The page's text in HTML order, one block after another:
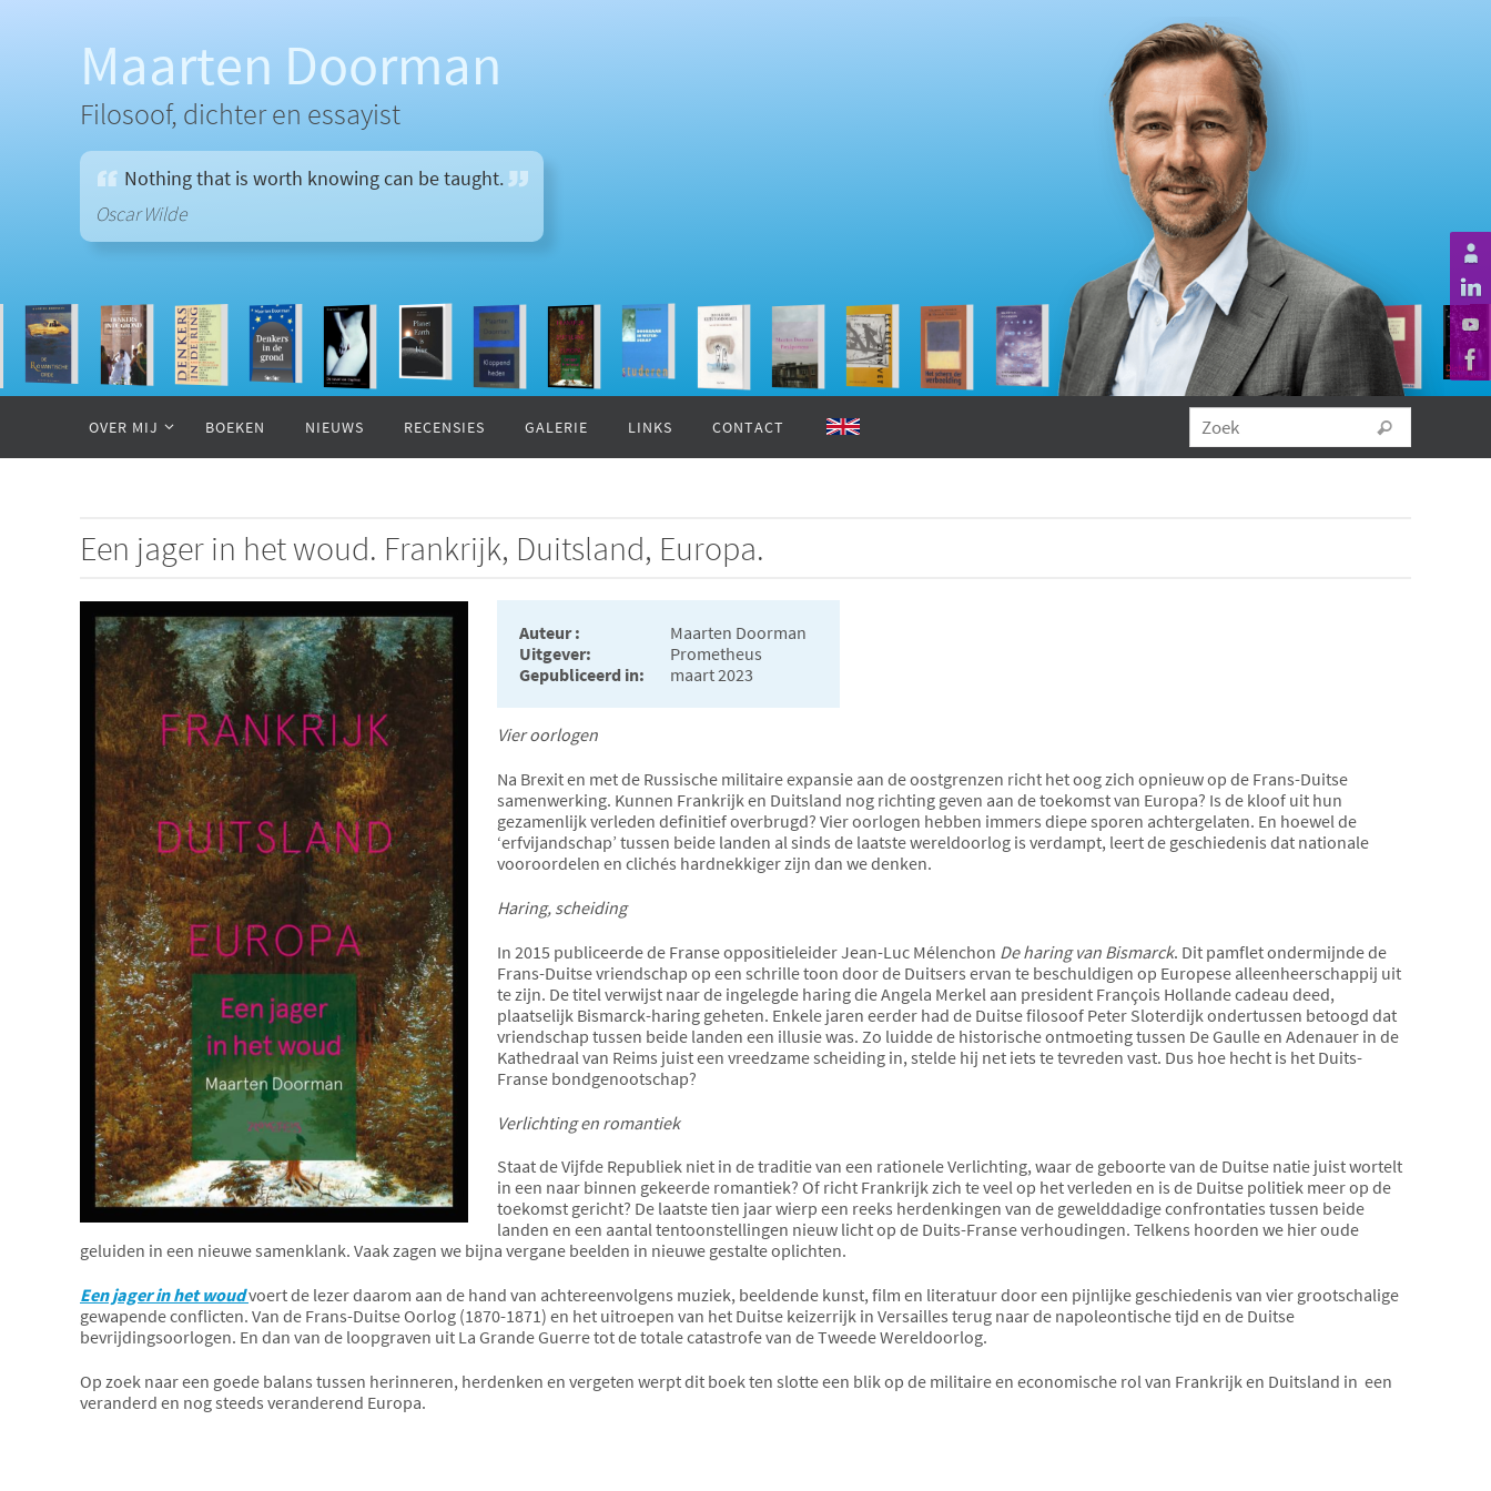
Maarten Doorman
Filosoof, dichter en essayist
Nothing that is worth knowing can be taught.
Oscar Wilde
inhoud
OVER MIJ BOEKEN NIEUWS RECENSIES GALERIE LINKS CONTACT Zoek
Een jager in het woud. Frankrijk, Duitsland, Europa.
Auteur :
Maarten Doorman
Uitgever:
Prometheus
Gepubliceerd in:
maart 2023
Vier oorlogen
Na Brexit en met de Russische militaire expansie aan de oostgrenzen richt het oog zich opnieuw op de Frans-Duitse
samenwerking. Kunnen Frankrijk en Duitsland nog richting geven aan de toekomst van Europa? Is de kloof uit hun
gezamenlijk verleden definitief overbrugd? Vier oorlogen hebben immers diepe sporen achtergelaten. En hoewel de
‘erfvijandschap’ tussen beide landen al sinds de laatste wereldoorlog is verdampt, leert de geschiedenis dat nationale
vooroordelen en clichés hardnekkiger zijn dan we denken.
Haring, scheiding
In 2015 publiceerde de Franse oppositieleider Jean-Luc Mélenchon De haring van Bismarck. Dit pamflet ondermijnde de
Frans-Duitse vriendschap op een schrille toon door de Duitsers ervan te beschuldigen op Europese alleenheerschappij uit
te zijn. De titel verwijst naar de ingelegde haring die Angela Merkel aan president François Hollande cadeau deed,
plaatselijk Bismarck-haring geheten. Enkele jaren eerder had de Duitse filosoof Peter Sloterdijk ondertussen betoogd dat
vriendschap tussen beide landen een illusie was. Zo luidde de historische ontmoeting tussen De Gaulle en Adenauer in de
Kathedraal van Reims juist een vreedzame scheiding in, stelde hij net iets te tevreden vast. Dus hoe hecht is het Duits-
Franse bondgenootschap?
Verlichting en romantiek
Staat de Vijfde Republiek niet in de traditie van een rationele Verlichting, waar de geboorte van de Duitse natie juist wortelt
in een naar binnen gekeerde romantiek? Of richt Frankrijk zich te veel op het verleden en is de Duitse politiek meer op de
toekomst gericht? De laatste tien jaar wierp een reeks herdenkingen van de gewelddadige confrontaties tussen beide
landen en een aantal tentoonstellingen nieuw licht op de Duits-Franse verhoudingen. Telkens hoorden we hier oude
geluiden in een nieuwe samenklank. Vaak zagen we bijna vergane beelden in nieuwe gestalte oplichten.
Een jager in het woudvoert de lezer daarom aan de hand van achtereenvolgens muziek, beeldende kunst, film en literatuur door een pijnlijke geschiedenis van vier grootschalige
gewapende conflicten. Van de Frans-Duitse Oorlog (1870-1871) en het uitroepen van het Duitse keizerrijk in Versailles terug naar de napoleontische tijd en de Duitse
bevrijdingsoorlogen. En dan van de loopgraven uit La Grande Guerre tot de totale catastrofe van de Tweede Wereldoorlog.
Op zoek naar een goede balans tussen herinneren, herdenken en vergeten werpt dit boek ten slotte een blik op de militaire en economische rol van Frankrijk en Duitsland in een
veranderd en nog steeds veranderend Europa.